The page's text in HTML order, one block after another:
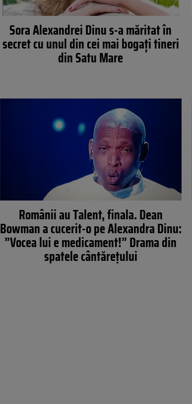
Sora Alexandrei Dinu s-a măritat în
secret cu unul din cei mai bogați tineri
din Satu Mare
Românii au Talent, finala. Dean
Bowman a cucerit-o pe Alexandra Dinu:
”Vocea lui e medicament!” Drama din
spatele cântărețului